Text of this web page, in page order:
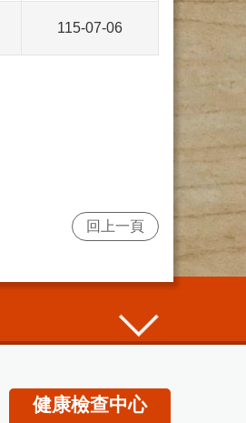
115-07-06
回上一頁
健康檢查中心